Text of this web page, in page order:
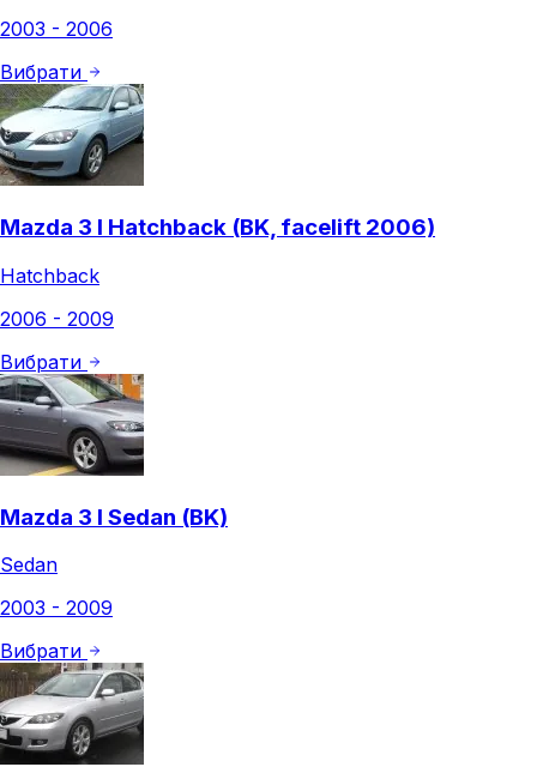
2003 - 2006
Вибрати
Mazda 3 I Hatchback (BK, facelift 2006)
Hatchback
2006 - 2009
Вибрати
Mazda 3 I Sedan (BK)
Sedan
2003 - 2009
Вибрати